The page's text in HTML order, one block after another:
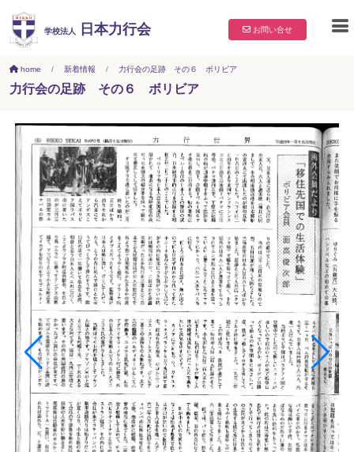
学校法人 日本力行会 お問い合せ
home 新着情報 力行会の足跡 その６ ボリビア
力行会の足跡 その６ ボリビア